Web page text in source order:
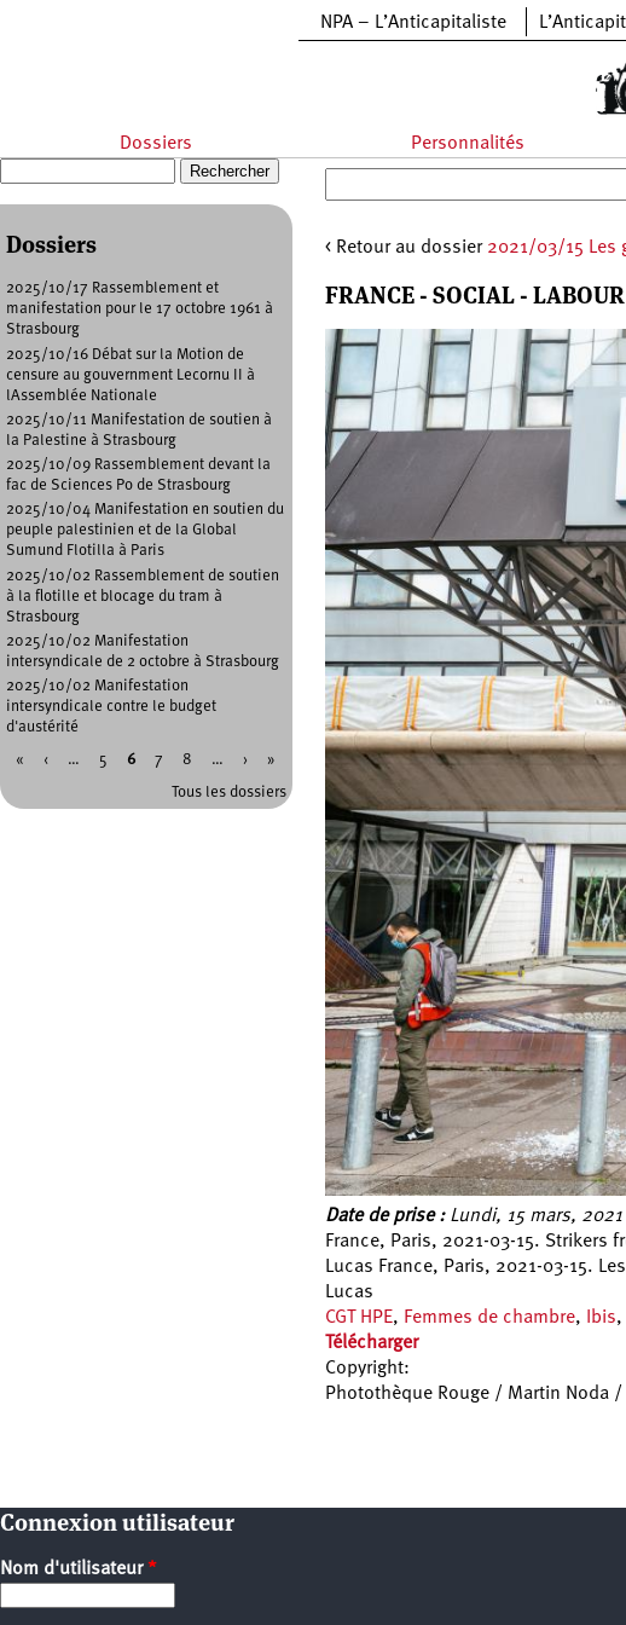
NPA – L’Anticapitaliste
Dossiers Personnalités
< Retour au dossier 2021/03/15 Les
FRANCE - SOCIAL -
Date de prise : Lundi, 15 mars, 2021
France, Paris, 2021-03-15.
Lucas France, Paris, 2021-03-15.
Lucas
CGT HPE, Femmes de chambre, Ibis,
Télécharger
Copyright:
Photothèque Rouge / Martin Noda /
Formulaire de recherche
Dossiers
2025/10/17 Rassemblement et
manifestation pour le 17 octobre 1961 à
Strasbourg
2025/10/16 Débat sur la Motion de
censure au gouvernment Lecornu II à
lAssemblée Nationale
2025/10/11 Manifestation de soutien à
la Palestine à Strasbourg
2025/10/09 Rassemblement devant la
fac de Sciences Po de Strasbourg
2025/10/04 Manifestation en soutien du
peuple palestinien et de la Global
Sumund Flotilla à Paris
2025/10/02 Rassemblement de soutien
à la flotille et blocage du tram à
Strasbourg
2025/10/02 Manifestation
intersyndicale de 2 octobre à Strasbourg
2025/10/02 Manifestation
intersyndicale contre le budget
d'austérité
« ‹ … 5 6 7 8 … › »
Tous les dossiers
Connexion utilisateur
Nom d'utilisateur*